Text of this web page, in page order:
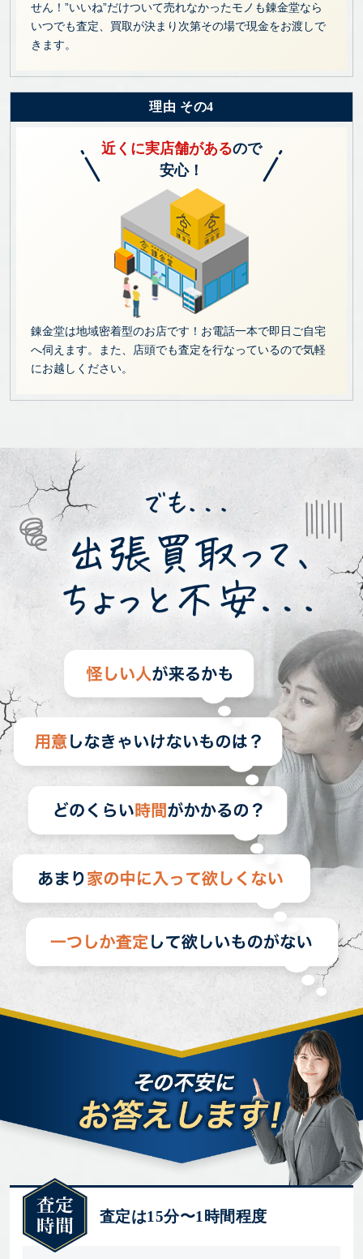
せん！”いいね”だけついて売れなかったモノも錬金堂なら
いつでも査定、買取が決まり次第その場で現金をお渡しで
きます。
理由 その4
近くに実店舗があるので
安心！
錬金堂は地域密着型のお店です！お電話一本で即日ご自宅
へ伺えます。また、店頭でも査定を行なっているので気軽
にお越しください。
査定は15分〜1時間程度